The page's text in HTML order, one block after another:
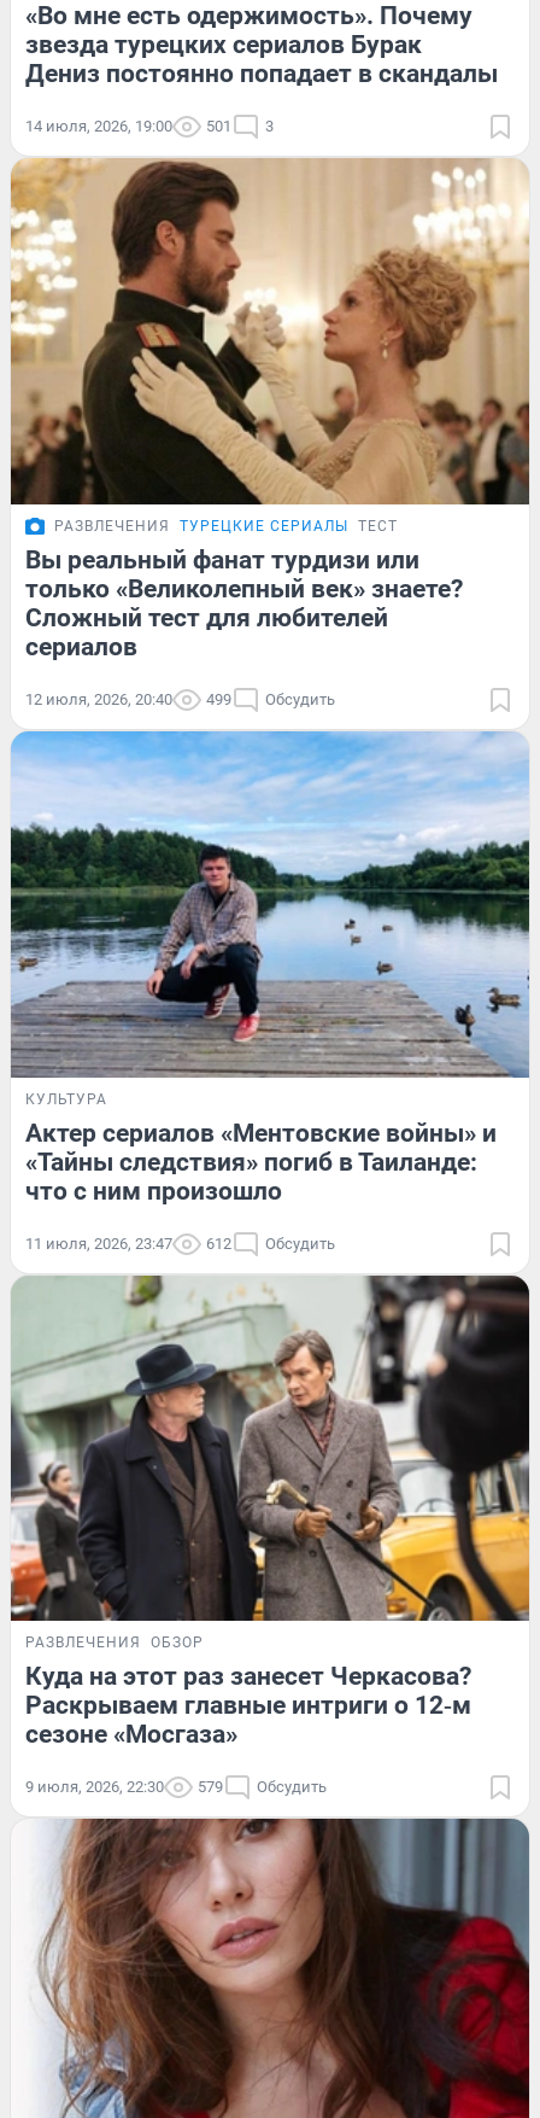
«Во мне есть одержимость». Почему
звезда турецких сериалов Бурак
Дениз постоянно попадает в скандалы
14 июля, 2026, 19:00 501 3
РАЗВЛЕЧЕНИЯ ТУРЕЦКИЕ СЕРИАЛЫ ТЕСТ
Вы реальный фанат турдизи или
только «Великолепный век» знаете?
Сложный тест для любителей
сериалов
12 июля, 2026, 20:40 499 Обсудить
КУЛЬТУРА
Актер сериалов «Ментовские войны» и
«Тайны следствия» погиб в Таиланде:
что с ним произошло
11 июля, 2026, 23:47 612 Обсудить
РАЗВЛЕЧЕНИЯ ОБЗОР
Куда на этот раз занесет Черкасова?
Раскрываем главные интриги о 12‑м
сезоне «Мосгаза»
9 июля, 2026, 22:30 579 Обсудить